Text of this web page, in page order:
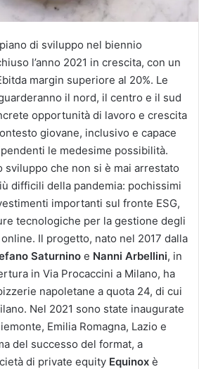
di sviluppo nel biennio
l’anno 2021 in crescita, con un
margin superiore al 20%. Le
il nord, il centro e il sud
opportunità di lavoro e crescita
giovane, inclusivo e capace
le medesime possibilità.
sviluppo che non si è mai arrestato
difficili della pandemia: pochissimi
importanti sul fronte ESG,
tecnologiche per la gestione degli
Il progetto, nato nel 2017 dalla
Saturnino e Nanni Arbellini, in
in Via Procaccini a Milano, ha
napoletane a quota 24, di cui
Nel 2021 sono state inaugurate
Emilia Romagna, Lazio e
del successo del format, a
di private equity Equinox è